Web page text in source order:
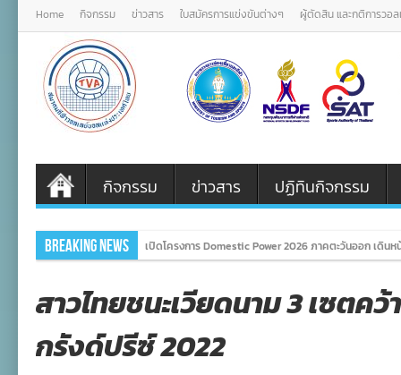
Home กิจกรรม ข่าวสาร ใบสมัครการแข่งขันต่างๆ ผู้ตัดสิน และกติการวอ
กิจกรรม ข่าวสาร ปฏิทินกิจกรรม
Breaking News เปิดโครงการ Domestic Power 2026 ภาคตะวันออก เดิ
สาวไทยชนะเวียดนาม 3 เซตค
กรังด์ปรีซ์ 2022